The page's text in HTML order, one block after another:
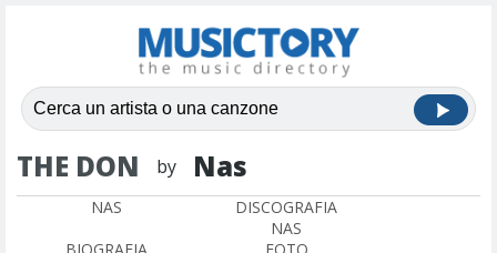
THE DON by Nas
NAS
DISCOGRAFIA
NAS